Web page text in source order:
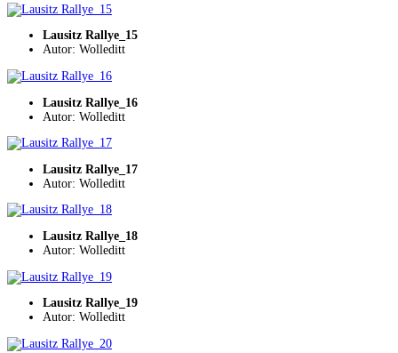
Lausitz Rallye_15
Autor: Wolleditt
Lausitz Rallye_16
Autor: Wolleditt
Lausitz Rallye_17
Autor: Wolleditt
Lausitz Rallye_18
Autor: Wolleditt
Lausitz Rallye_19
Autor: Wolleditt